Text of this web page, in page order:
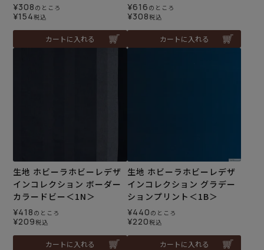
¥308 のところ
¥154税込
カートに入れる
¥616 のところ
¥308税込
カートに入れる
生地 ホビーラホビーレデザ
インコレクション ボーダー
カラードビー＜1N＞
¥418 のところ
¥209税込
カートに入れる
生地 ホビーラホビーレデザ
インコレクション グラデー
ションプリント＜1B＞
¥440 のところ
¥220税込
カートに入れる